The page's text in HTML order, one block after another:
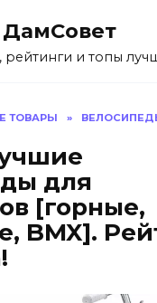
ДамСовет
и топы
ТОВАРЫ »
для
[горные,
BMX].